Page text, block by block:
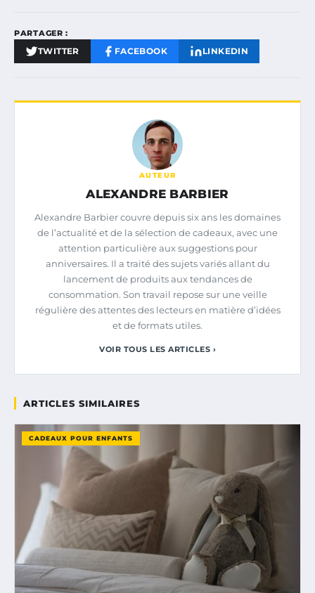
PARTAGER :
TWITTER FACEBOOK LINKEDIN
AUTEUR
ALEXANDRE BARBIER
Alexandre Barbier couvre depuis six ans les domaines
de l’actualité et de la sélection de cadeaux, avec une
attention particulière aux suggestions pour
anniversaires. Il a traité des sujets variés allant du
lancement de produits aux tendances de
consommation. Son travail repose sur une veille
régulière des attentes des lecteurs en matière d’idées
et de formats utiles.
VOIR TOUS LES ARTICLES ›
ARTICLES SIMILAIRES
CADEAUX POUR ENFANTS